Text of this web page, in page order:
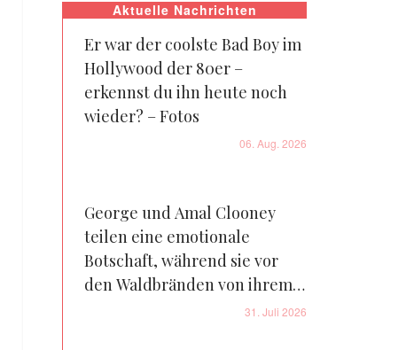
Aktuelle Nachrichten
Er war der coolste Bad Boy im
Hollywood der 80er –
erkennst du ihn heute noch
wieder? – Fotos
06. Aug. 2026
George und Amal Clooney
teilen eine emotionale
Botschaft, während sie vor
den Waldbränden von ihrem
Bauernhof in Frankreich31. Juli 2026